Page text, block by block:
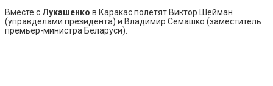
Вместе с Лукашенко в Каракас полетят Виктор Шейман
(управделами президента) и Владимир Семашко (заместитель
премьер-министра Беларуси).